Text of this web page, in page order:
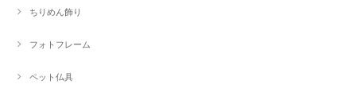
ちりめん飾り
フォトフレーム
ペット仏具